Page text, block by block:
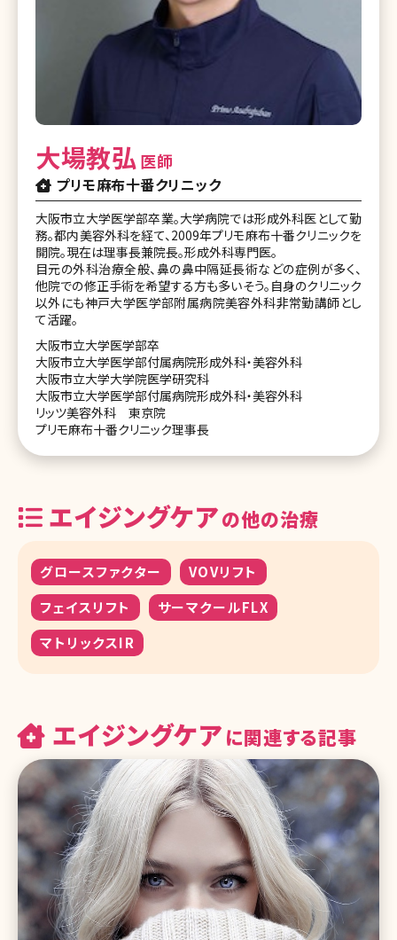
大場教弘医師
プリモ麻布十番クリニック
大阪市立大学医学部卒業。大学病院では形成外科医として勤
務。都内美容外科を経て、2009年プリモ麻布十番クリニックを
開院。現在は理事長兼院長。形成外科専門医。
目元の外科治療全般、鼻の鼻中隔延長術などの症例が多く、
他院での修正手術を希望する方も多いそう。自身のクリニック
以外にも神戸大学医学部附属病院美容外科非常勤講師とし
て活躍。
大阪市立大学医学部卒
大阪市立大学医学部付属病院形成外科・美容外科
大阪市立大学大学院医学研究科
大阪市立大学医学部付属病院形成外科・美容外科
リッツ美容外科 東京院
プリモ麻布十番クリニック理事長
エイジングケアの他の治療
グロースファクター
VOVリフト
フェイスリフト
サーマクールFLX
マトリックスIR
エイジングケア に関連する記事